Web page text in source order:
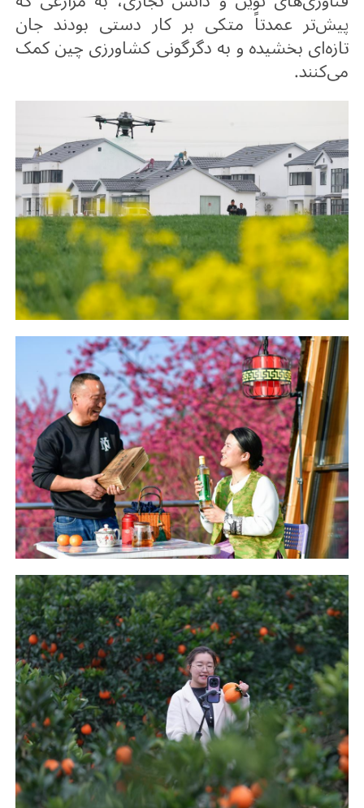
پیش‌تر عمدتاً متکی بر کار دستی بودند جان
تازه‌ای بخشیده و به دگرگونی کشاورزی چین کمک
می‌کنند.